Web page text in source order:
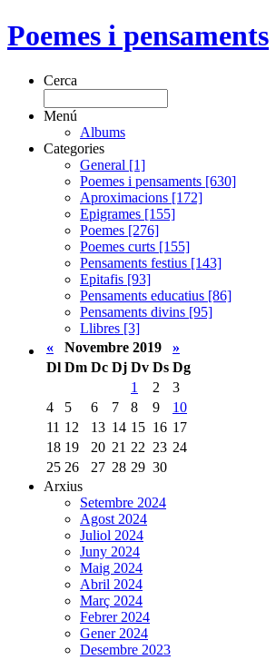
Poemes i pensaments
Cerca
Menú
Albums
Categories
General [1]
Poemes i pensaments [630]
Aproximacions [172]
Epigrames [155]
Poemes [276]
Poemes curts [155]
Pensaments festius [143]
Epitafis [93]
Pensaments educatius [86]
Pensaments divins [95]
Llibres [3]
«
Novembre 2019
»
Dl Dm Dc Dj Dv Ds Dg
1
2
3
4
5 6 7 8 9
10
11 12 13 14 15 16 17
18 19 20 21 22 23 24
25 26 27 28 29 30
Arxius
Setembre 2024
Agost 2024
Juliol 2024
Juny 2024
Maig 2024
Abril 2024
Març 2024
Febrer 2024
Gener 2024
Desembre 2023